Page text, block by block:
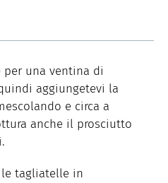
per una ventina di
aggiungetevi la
e circa a
anche il prosciutto
le tagliatelle in